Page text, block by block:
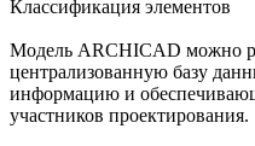
Классификация элементов
Модель ARCHICAD можно
централизованную базу
информацию и
участников проектирования.